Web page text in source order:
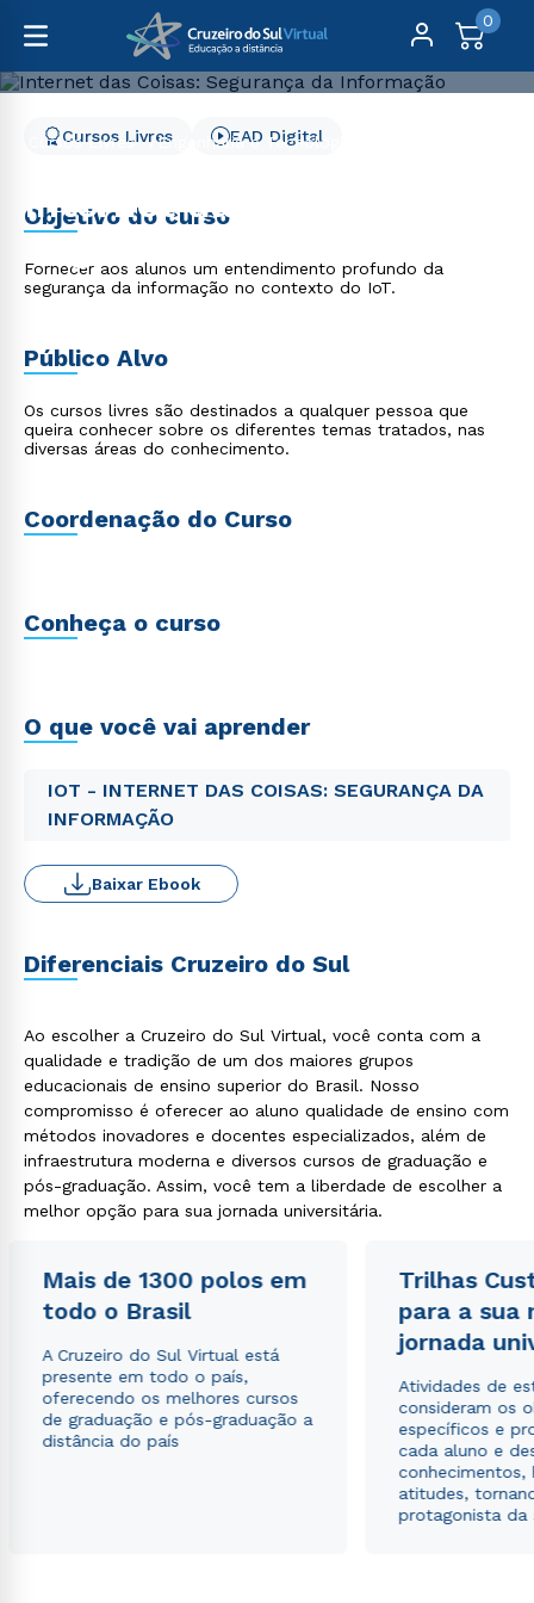
0
Cursos Livres
Engenharia e Tecnologia
Internet das Coisas:
Segurança da Informação
Cursos Livres EAD Digital
Objetivo do curso
Fornecer aos alunos um entendimento profundo da
segurança da informação no contexto do IoT.
Público Alvo
Os cursos livres são destinados a qualquer pessoa que
queira conhecer sobre os diferentes temas tratados, nas
diversas áreas do conhecimento.
Coordenação do Curso
Conheça o curso
O que você vai aprender
IOT - INTERNET DAS COISAS: SEGURANÇA DA
INFORMAÇÃO
Baixar Ebook
Diferenciais Cruzeiro do Sul
Ao escolher a Cruzeiro do Sul Virtual, você conta com a
qualidade e tradição de um dos maiores grupos
educacionais de ensino superior do Brasil. Nosso
compromisso é oferecer ao aluno qualidade de ensino com
métodos inovadores e docentes especializados, além de
infraestrutura moderna e diversos cursos de graduação e
pós-graduação. Assim, você tem a liberdade de escolher a
melhor opção para sua jornada universitária.
Mais de 1300 polos em
todo o Brasil
A Cruzeiro do Sul Virtual está
presente em todo o país,
oferecendo os melhores cursos
de graduação e pós-graduação a
distância do país
Trilhas
para a sua
jornada
Atividades de
consideram os
específicos e
cada aluno e
conhecimentos,
atitudes,
protagonista da